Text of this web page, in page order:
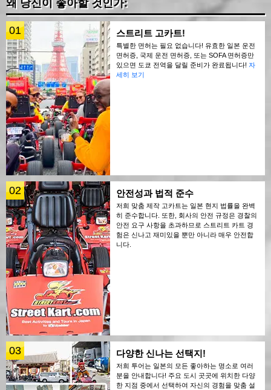
왜 당신이 좋아할 것인가:
01 스트리트 고카트!
특별한 면허는 필요 없습니다! 유효한 일본 운전
면허증, 국제 운전 면허증, 또는 SOFA 면허증만
있으면 도쿄 전역을 달릴 준비가 완료됩니다! 자
세히 보기
02 안전성과 법적 준수
저희 맞춤 제작 고카트는 일본 현지 법률을 완벽
히 준수합니다. 또한, 회사의 안전 규정은 경찰의
안전 요구 사항을 초과하므로 스트리트 카트 경
험은 신나고 재미있을 뿐만 아니라 매우 안전합
니다.
03 다양한 신나는 선택지!
저희 투어는 일본의 모든 좋아하는 명소로 여러
분을 안내합니다! 주요 도시 곳곳에 위치한 다양
한 지점 중에서 선택하여 자신의 경험을 맞춤 설